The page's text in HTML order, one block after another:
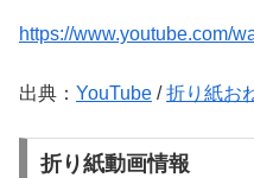
https://www.youtube.com/
出典： YouTube /折り紙お
折り紙動画情報